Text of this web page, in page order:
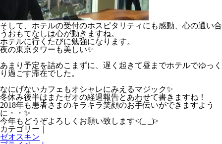
そして、ホテルの受付のホスピタリティにも感動、心の通い合
うおもてなしは心が動きますね。
ホテルに行くたびに勉強になります。
夜の東京タワーも美しい✨
あまり予定を詰めこまずに、遅く起きて昼までホテルでゆっく
り過ごす滞在でした。
なにげないカフェもオシャレにみえるマジック✨
冬休み後半はまたゼオの経過報告とあわせて書きますね！
2018年も患者さまのキラキラ笑顔のお手伝いができますよう
に・・✨
今年もどうぞよろしくお願い致します<(_ _)>
カテゴリー｜
ゼオスキン